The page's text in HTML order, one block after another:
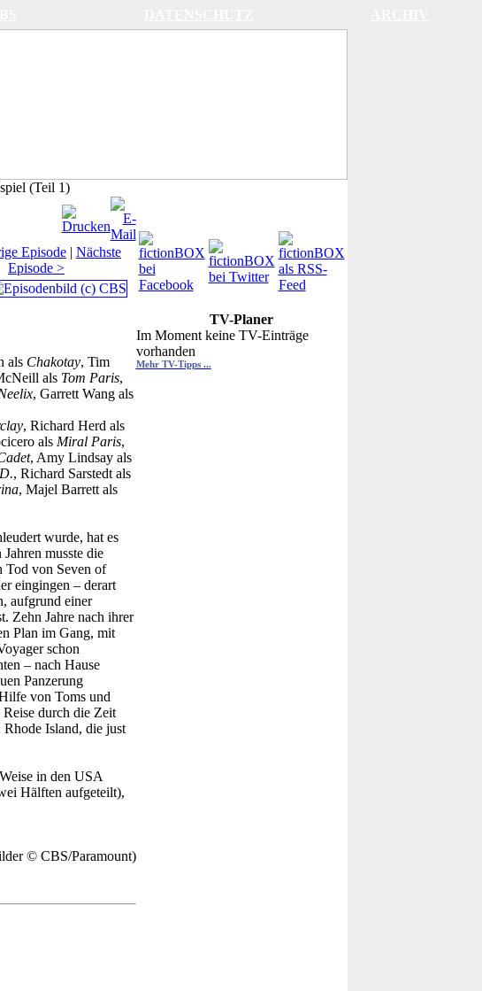
(Teil 1)
Episode | Nächste
Episode >
als Chakotay, Tim
als Tom Paris,
, Garrett Wang als
, Richard Herd als
als Miral Paris,
, Amy Lindsay als
, Richard Sarstedt als
, Majel Barrett als
wurde, hat es
musste die
Tod von Seven of
eingingen – derart
aufgrund einer
Zehn Jahre nach ihrer
Plan im Gang, mit
schon
– nach Hause
Panzerung
von Toms und
durch die Zeit
Island, die just
in den USA
Hälften aufgeteilt),
© CBS/Paramount)
TV-Planer
Im Moment keine TV-Einträge
vorhanden
Mehr TV-Tipps ...